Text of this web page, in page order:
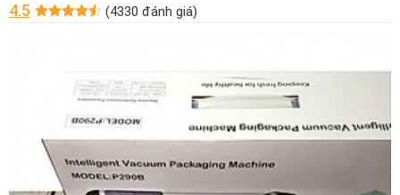
4.5 (4330 đánh giá)